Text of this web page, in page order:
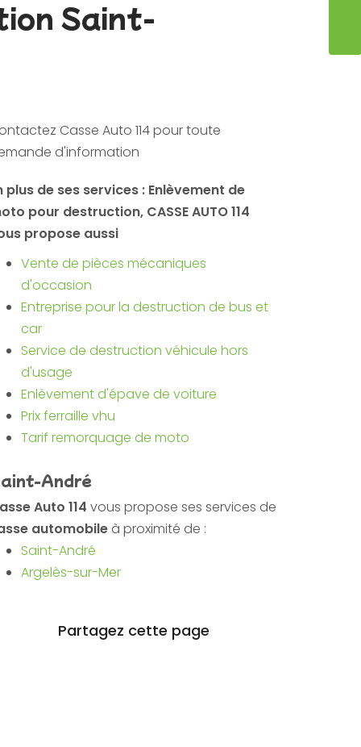
Saint-
Casse Auto 114 pour toute
d'information
plus de ses services : Enlèvement de
pour destruction, CASSE AUTO 114
propose aussi
Vente de pièces mécaniques
d'occasion
Entreprise pour la destruction de bus et
car
Service de destruction véhicule hors
d'usage
Enlèvement d'épave de voiture
Prix ferraille vhu
Tarif remorquage de moto
André
Auto 114 vous propose ses services de
automobile à proximité de :
Saint-André
Argelès-sur-Mer